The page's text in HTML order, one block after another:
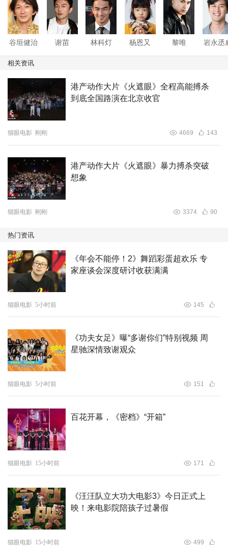
媒体与观众的高度认可，令全球观众看见华语动作片的突破
与新生。
电影《火遮眼》由安乐影片有限公司、浙江横店影业有限公
又领衔主演，黎唯、岩永丞威、萨哈贾克•波斯安吉特、玛
娜莎楠•潘叻翁固、郭峻卿、威奈•旺扬功主演，雅彦·鲁伊
安、杰佳•亚宁特别演出。影片正在热映中，真打！真狠！
谷垣健治 谢苗 林科灯 杨恩又 黎唯 岩永丞
相关资讯
港产动作大片《火遮眼》全程高能搏杀
到底全国路演在北京收官
猫眼电影 刚刚 4669 143
港产动作大片《火遮眼》暴力搏杀突破
想象
猫眼电影 刚刚 3374 90
热门资讯
《年会不能停！2》舞蹈彩蛋超欢乐 专
家座谈会深度研讨收获满满
猫眼电影 5小时前 145
《功夫女足》曝“多谢你们”特别视频 周
星驰深情致谢观众
猫眼电影 5小时前 151
百花开幕，《密档》“开箱”
猫眼电影 15小时前 171
《汪汪队立大功大电影3》今日正式上
映！来电影院陪孩子过暑假
猫眼电影 15小时前 499